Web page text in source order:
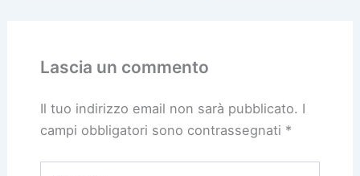
Lascia un commento
Il tuo indirizzo email non sarà pubblicato. I
campi obbligatori sono contrassegnati *